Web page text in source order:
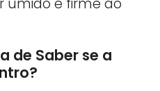
úmido e firme ao
de Saber se a